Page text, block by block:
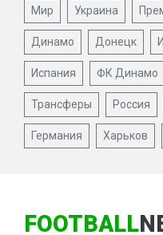
Мир Украина
Динамо Донецк
Испания ФК Динамо
Трансферы Россия
Германия Харьков
FOOTBALL